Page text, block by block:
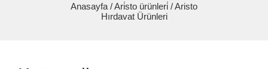
Anasayfa / Ari̇sto ürünleri̇ / Aristo
Hırdavat Ürünleri